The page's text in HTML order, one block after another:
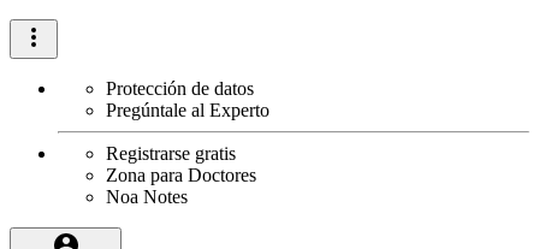
Protección de datos
Pregúntale al Experto
Registrarse gratis
Zona para Doctores
Noa Notes